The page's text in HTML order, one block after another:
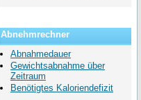
Abnehmrechner
Abnahmedauer
Gewichtsabnahme über
Zeitraum
Benötigtes Kaloriendefizit